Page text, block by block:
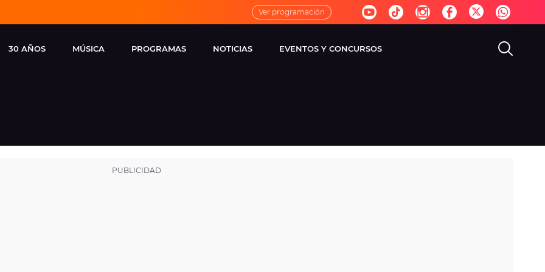
Ver programación
30 AÑOS MÚSICA
FM
PROGRAMAS
VIRALES
NOTICIAS EVENTOS Y CONCURSOS